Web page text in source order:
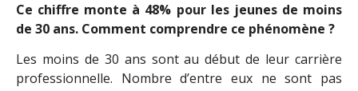
Ce chiffre monte à 48% pour les jeunes de moins
de 30 ans. Comment comprendre ce phénomène ?
Les moins de 30 ans sont au début de leur carrière
professionnelle. Nombre d’entre eux ne sont pas